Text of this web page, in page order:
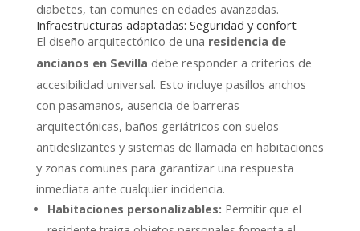
diabetes, tan comunes en edades avanzadas.
Infraestructuras adaptadas: Seguridad y confort
El diseño arquitectónico de una residencia de
ancianos en Sevilla debe responder a criterios de
accesibilidad universal. Esto incluye pasillos anchos
con pasamanos, ausencia de barreras
arquitectónicas, baños geriátricos con suelos
antideslizantes y sistemas de llamada en habitaciones
y zonas comunes para garantizar una respuesta
inmediata ante cualquier incidencia.
Habitaciones personalizables: Permitir que el